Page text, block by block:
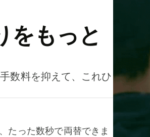
をもっと
数料を抑えて、これひ
たった数秒で両替できま